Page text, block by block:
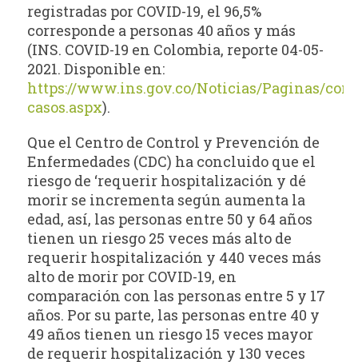
registradas por COVID-19, el 96,5%
corresponde a personas 40 años y más
(INS. COVID-19 en Colombia, reporte 04-05-
2021. Disponible en:
https://www.ins.gov.co/Noticias/Paginas/
casos.aspx).
Que el Centro de Control y Prevención de
Enfermedades (CDC) ha concluido que el
riesgo de ‘requerir hospitalización y dé
morir se incrementa según aumenta la
edad, así, las personas entre 50 y 64 años
tienen un riesgo 25 veces más alto de
requerir hospitalización y 440 veces más
alto de morir por COVID-19, en
comparación con las personas entre 5 y 17
años. Por su parte, las personas entre 40 y
49 años tienen un riesgo 15 veces mayor
de requerir hospitalización y 130 veces